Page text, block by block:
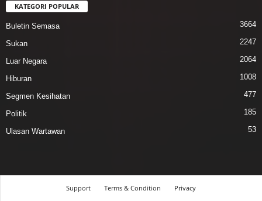
KATEGORI POPULAR
Buletin Semasa 3664
Sukan 2247
Luar Negara 2064
Hiburan 1008
Segmen Kesihatan 477
Politik 185
Ulasan Wartawan 53
Support Terms & Condition
Privacy